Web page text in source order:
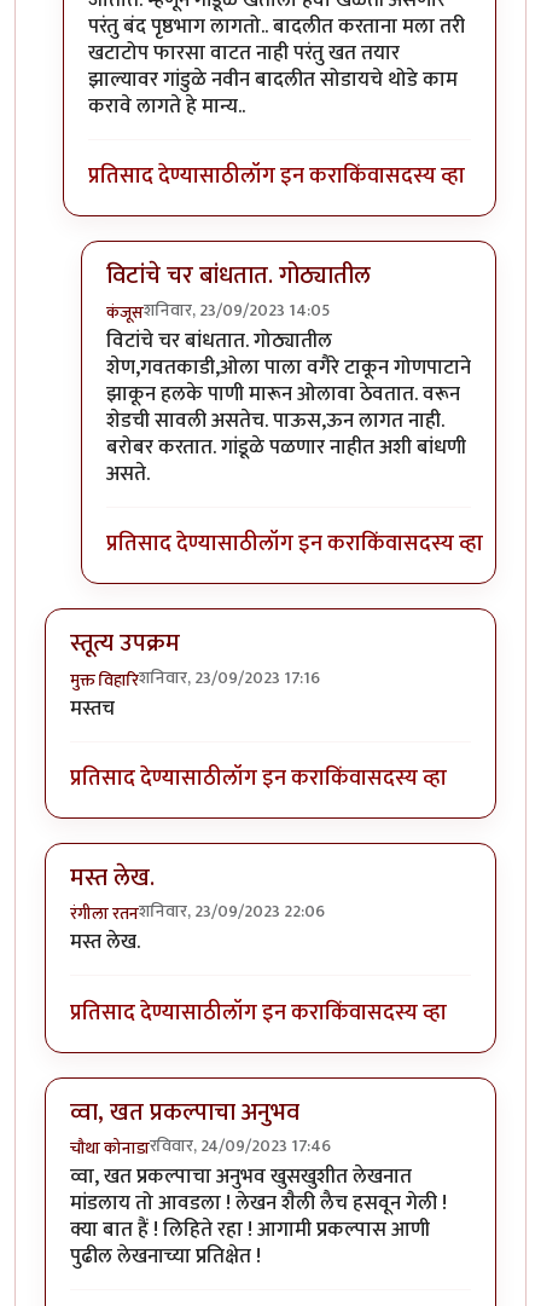
परंतु बंद पृष्ठभाग लागतो.. बादलीत करताना मला तरी
खटाटोप फारसा वाटत नाही परंतु खत तयार
झाल्यावर गांडुळे नवीन बादलीत सोडायचे थोडे काम
करावे लागते हे मान्य..
प्रतिसाद देण्यासाठीलॉग इन कराकिंवासदस्य व्हा
विटांचे चर बांधतात. गोठ्यातील
कंजूसशनिवार, 23/09/2023 14:05
In reply toगांडूळ खत जमिनीवर करता येत
विटांचे चर बांधतात. गोठ्यातील
शेण,गवतकाडी,ओला पाला वगैरे टाकून गोणपाटाने
झाकून हलके पाणी मारून ओलावा ठेवतात. वरून
शेडची सावली असतेच. पाऊस,ऊन लागत नाही.
बरोबर करतात. गांडूळे पळणार नाहीत अशी बांधणी
असते.
प्रतिसाद देण्यासाठीलॉग इन कराकिंवासदस्य व्हा
स्तूत्य उपक्रम
मुक्त विहारिशनिवार, 23/09/2023 17:16
मस्तच
प्रतिसाद देण्यासाठीलॉग इन कराकिंवासदस्य व्हा
मस्त लेख.
रंगीला रतनशनिवार, 23/09/2023 22:06
मस्त लेख.
प्रतिसाद देण्यासाठीलॉग इन कराकिंवासदस्य व्हा
व्वा, खत प्रकल्पाचा अनुभव
चौथा कोनाडारविवार, 24/09/2023 17:46
व्वा, खत प्रकल्पाचा अनुभव खुसखुशीत लेखनात
मांडलाय तो आवडला ! लेखन शैली लैच हसवून गेली !
क्या बात हैं ! लिहिते रहा ! आगामी प्रकल्पास आणी
पुढील लेखनाच्या प्रतिक्षेत !